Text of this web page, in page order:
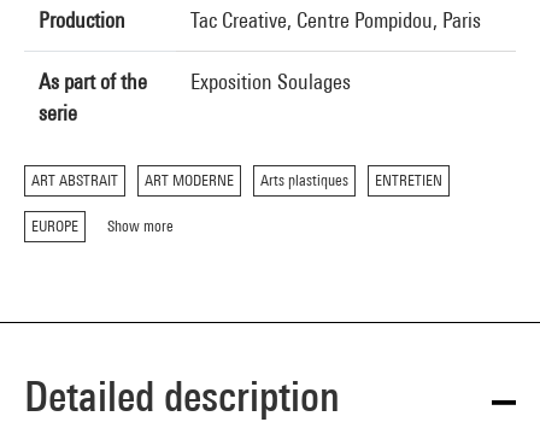
Production Tac Creative, Centre Pompidou, Paris
As part of the
serie
Exposition Soulages
ART ABSTRAIT ART MODERNE Arts plastiques ENTRETIEN
EUROPE Show more
Detailed description